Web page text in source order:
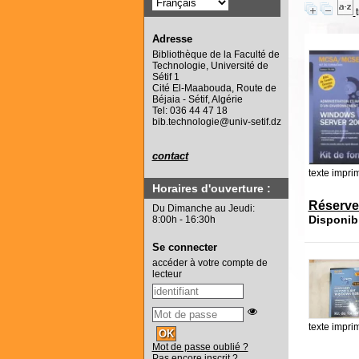
texte
texte
Adresse
Bibliothèque de la Faculté de
Technologie, Université de
Sétif 1
Cité El-Maabouda, Route de
Béjaia - Sétif, Algérie
Tel: 036 44 47 18
bib.technologie@univ-setif.dz
contact
Horaires d'ouverture :
Du Dimanche au Jeudi:
8:00h - 16:30h
Se connecter
accéder à votre compte de
lecteur
Mot de passe oublié ?